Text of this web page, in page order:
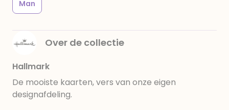
Man
Over de collectie
Hallmark
De mooiste kaarten, vers van onze eigen
designafdeling.